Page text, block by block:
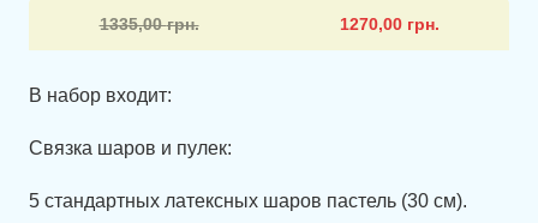
1335,00грн.
Первоначальная
цена
составляла
1270,00 грн.
Текущая
цена:
1270,00 грн..
В набор входит:
Связка шаров и пулек:
5 стандартных латексных шаров пастель (30 см).